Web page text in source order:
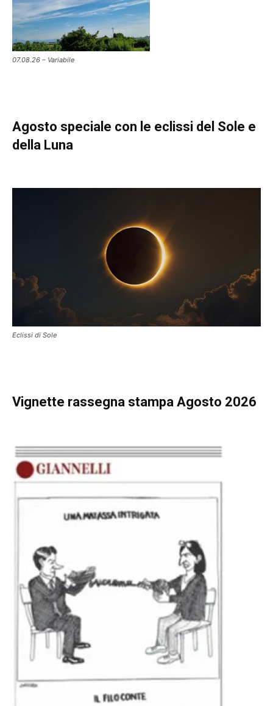
07.08.26 – Variabile
Agosto speciale con le eclissi del Sole e
della Luna
Eclissi di Sole
Vignette rassegna stampa Agosto 2026